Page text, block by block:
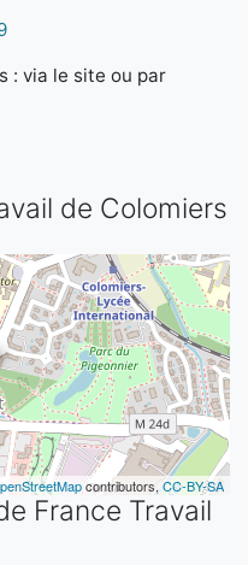
: via le site ou par
de Colomiers
contributors, CC-BY-SA
France Travail